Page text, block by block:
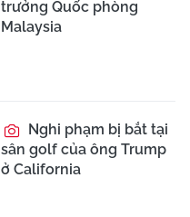
trưởng Quốc phòng
Malaysia
Nghi phạm bị bắt tại
sân golf của ông Trump
ở California